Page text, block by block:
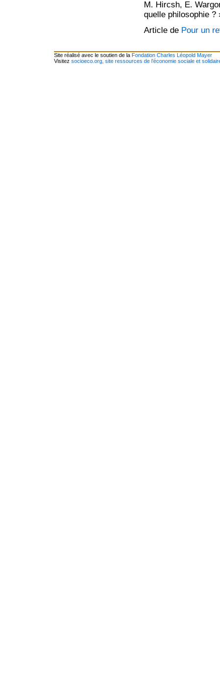
M. Hircsh, E.
quelle philosophie ?
Article de Pour un
Site réalisé avec le soutien de la Fondation Charles Léopold Mayer
Visitez socioeco.org, site ressources de l’économie sociale et